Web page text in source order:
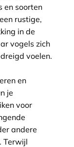
en soorten
rustige,
in de
vogels zich
voelen.
en
je
voor
andere
Terwijl